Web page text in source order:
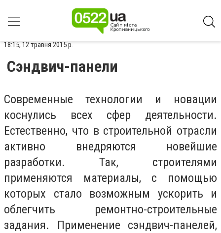
18:15, 12 травня 2015 р.
Сэндвич-панели
Современные технологии и новации
коснулись всех сфер деятельности.
Естественно, что в строительной отрасли
активно внедряются новейшие
разработки. Так, строителями
применяются материалы, с помощью
которых стало возможным ускорить и
облегчить ремонтно-строительные
задания. Применение сэндвич-панелей,